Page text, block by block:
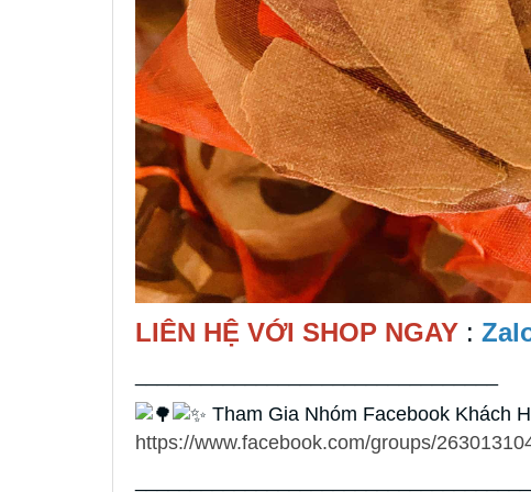
LIÊN HỆ VỚI SHOP NGAY :
Tham Gia Nhóm Facebook Khách
https://www.facebook.com/groups/